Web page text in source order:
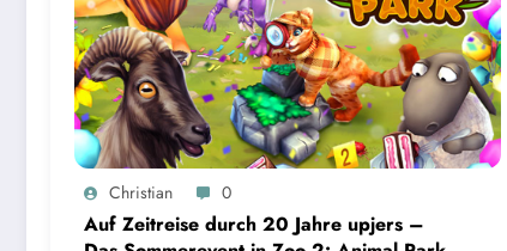
Christian 0
Auf Zeitreise durch 20 Jahre upjers –